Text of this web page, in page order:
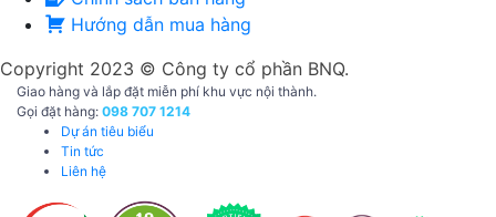
Hướng dẫn mua hàng
Copyright 2023 © Công ty cổ phần BNQ.
Giao hàng và lắp đặt miễn phí khu vực nội thành.
Gọi đặt hàng: 098 707 1214
Dự án tiêu biểu
Tin tức
Liên hệ